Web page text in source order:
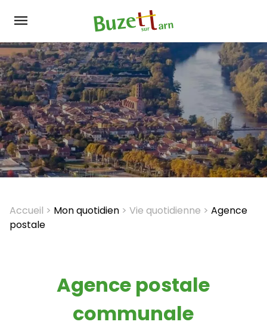
principal
Fil
d'Ariane
Accueil Mon quotidien Vie quotidienne
Agence
postale
Agence postale
communale